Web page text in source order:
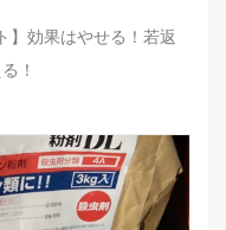
】効果はやせる！若返
！